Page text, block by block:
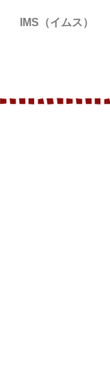
IMS（イムス）